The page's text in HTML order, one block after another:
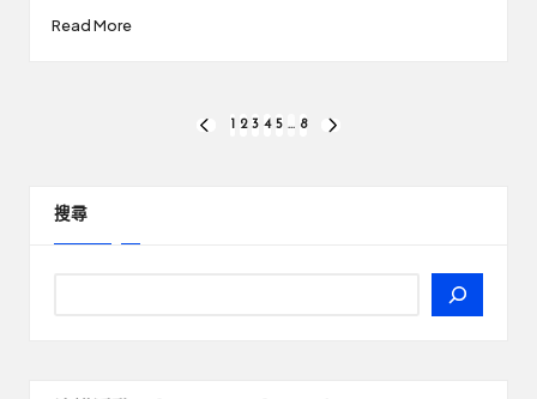
Read More
分
頁
PREVIOUS
2 3 4 5 ... 8
搜尋